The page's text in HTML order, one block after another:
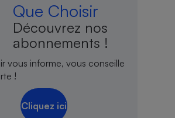
Que Choisir
Découvrez nos
abonnements !
vous informe, vous conseille
!
Cliquez ici